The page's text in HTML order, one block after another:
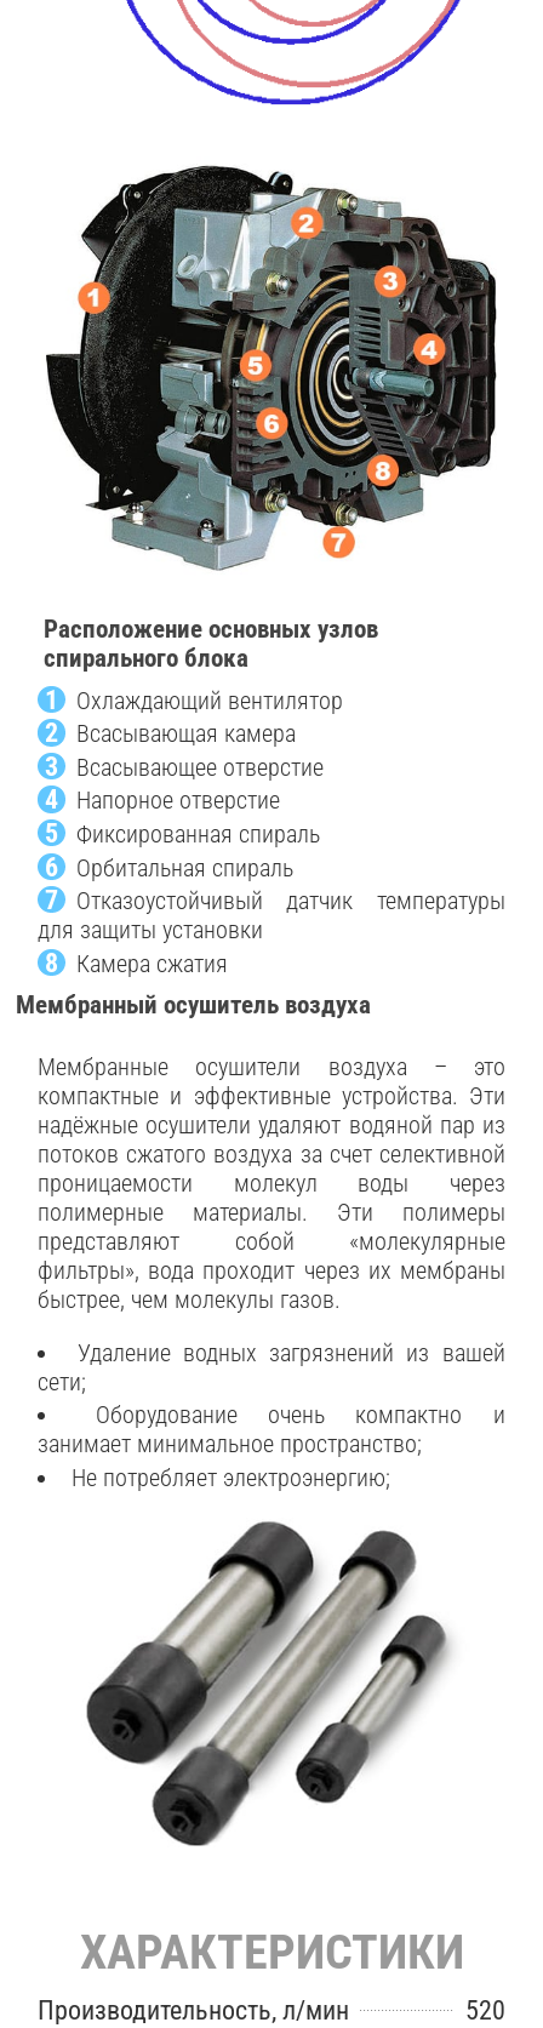
Расположение основных узлов
спирального блока
1 Охлаждающий вентилятор
2 Всасывающая камера
3 Всасывающее отверстие
4 Напорное отверстие
5 Фиксированная спираль
6 Орбитальная спираль
7
Отказоустойчивый датчик температуры
для защиты установки
8
Камера сжатия
Мембранный осушитель воздуха
Мембранные осушители воздуха – это
компактные и эффективные устройства. Эти
надёжные осушители удаляют водяной пар из
потоков сжатого воздуха за счет селективной
проницаемости молекул воды через
полимерные материалы. Эти полимеры
представляют собой «молекулярные
фильтры», вода проходит через их мембраны
быстрее, чем молекулы газов.
Удаление водных загрязнений из вашей
сети;
Оборудование очень компактно и
занимает минимальное пространство;
Не потребляет электроэнергию;
ХАРАКТЕРИСТИКИ
Производительность, л/мин
520